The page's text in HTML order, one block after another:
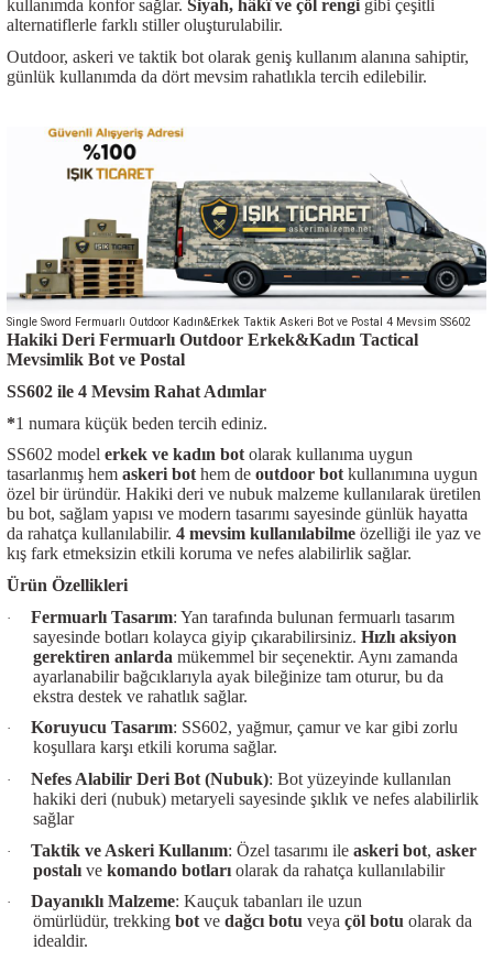
kullanımda konfor sağlar. Siyah, hâkî ve çöl rengi gibi çeşitli
alternatiflerle farklı stiller oluşturulabilir.
Outdoor, askeri ve taktik bot olarak geniş kullanım alanına sahiptir,
günlük kullanımda da dört mevsim rahatlıkla tercih edilebilir.
Single Sword Fermuarlı Outdoor Kadın&Erkek Taktik Askeri Bot ve Postal 4 Mevsim SS602
Hakiki Deri Fermuarlı Outdoor Erkek&Kadın Tactical
Mevsimlik Bot ve Postal
SS602 ile 4 Mevsim Rahat Adımlar
*1 numara küçük beden tercih ediniz.
SS602 model erkek ve kadın bot olarak kullanıma uygun
tasarlanmış hem askeri bot hem de outdoor bot kullanımına uygun
özel bir üründür. Hakiki deri ve nubuk malzeme kullanılarak üretilen
bu bot, sağlam yapısı ve modern tasarımı sayesinde günlük hayatta
da rahatça kullanılabilir. 4 mevsim kullanılabilme özelliği ile yaz ve
kış fark etmeksizin etkili koruma ve nefes alabilirlik sağlar.
Ürün Özellikleri
· Fermuarlı Tasarım: Yan tarafında bulunan fermuarlı tasarım
sayesinde botları kolayca giyip çıkarabilirsiniz. Hızlı aksiyon
gerektiren anlarda mükemmel bir seçenektir. Aynı zamanda
ayarlanabilir bağcıklarıyla ayak bileğinize tam oturur, bu da
ekstra destek ve rahatlık sağlar.
· Koruyucu Tasarım: SS602, yağmur, çamur ve kar gibi zorlu
koşullara karşı etkili koruma sağlar.
· Nefes Alabilir Deri Bot (Nubuk): Bot yüzeyinde kullanılan
hakiki deri (nubuk) metaryeli sayesinde şıklık ve nefes alabilirlik
sağlar
· Taktik ve Askeri Kullanım: Özel tasarımı ile askeri bot, asker
postalı ve komando botları olarak da rahatça kullanılabilir
· Dayanıklı Malzeme: Kauçuk tabanları ile uzun
ömürlüdür, trekking bot ve dağcı botu veya çöl botu olarak da
idealdir.